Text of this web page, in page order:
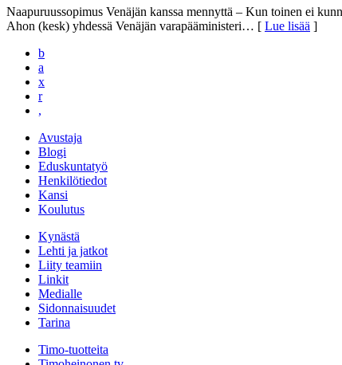
Naapuruussopimus Venäjän kanssa mennyttä – Kun toinen ei
Ahon (kesk) yhdessä Venäjän varapääministeri… [ Lue lisää ]
b
a
x
r
,
Avustaja
Blogi
Eduskuntatyö
Henkilötiedot
Kansi
Koulutus
Kynästä
Lehti ja jatkot
Liity teamiin
Linkit
Medialle
Sidonnaisuudet
Tarina
Timo-tuotteita